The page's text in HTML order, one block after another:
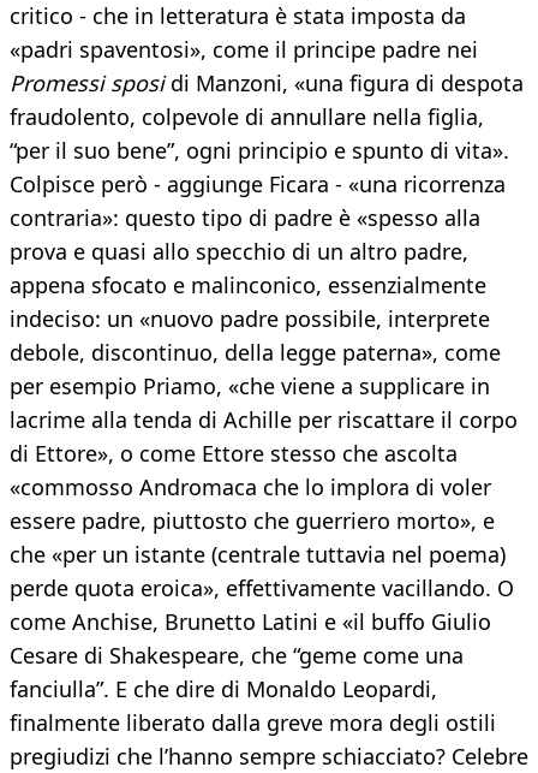
critico - che in letteratura è stata imposta da
«padri spaventosi», come il principe padre nei
Promessi sposidi Manzoni, «una figura di despota
fraudolento, colpevole di annullare nella figlia,
“per il suo bene”, ogni principio e spunto di vita».
Colpisce però - aggiunge Ficara - «una ricorrenza
contraria»: questo tipo di padre è «spesso alla
prova e quasi allo specchio di un altro padre,
appena sfocato e malinconico, essenzialmente
indeciso: un «nuovo padre possibile, interprete
debole, discontinuo, della legge paterna», come
per esempio Priamo, «che viene a supplicare in
lacrime alla tenda di Achille per riscattare il corpo
di Ettore», o come Ettore stesso che ascolta
«commosso Andromaca che lo implora di voler
essere padre, piuttosto che guerriero morto», e
che «per un istante (centrale tuttavia nel poema)
perde quota eroica», effettivamente vacillando. O
come Anchise, Brunetto Latini e «il buffo Giulio
Cesare di Shakespeare, che “geme come una
fanciulla”. E che dire di Monaldo Leopardi,
finalmente liberato dalla greve mora degli ostili
pregiudizi che l’hanno sempre schiacciato? Celebre